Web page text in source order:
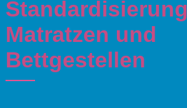
Matratzen und
Bettgestellen